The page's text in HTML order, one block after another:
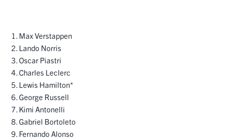
1. Max Verstappen
2. Lando Norris
3. Oscar Piastri
4. Charles Leclerc
5. Lewis Hamilton*
6. George Russell
7. Kimi Antonelli
8. Gabriel Bortoleto
9. Fernando Alonso